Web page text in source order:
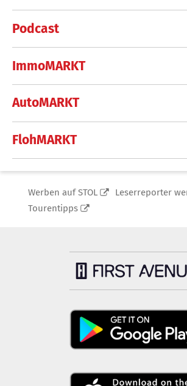
Podcast
ImmoMARKT
AutoMARKT
FlohMARKT
Werben auf STOL
Leserreporter
Tourentipps